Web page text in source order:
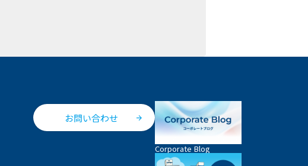
お問い合わせ
Corporate Blog